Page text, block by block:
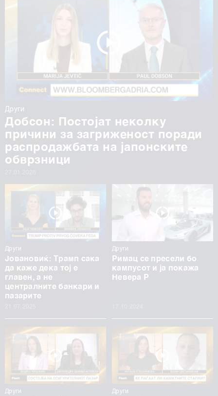
Други
Добсон: Постојат неколку
причини за загриженост поради
распродажбата на јапонските
обврзници
Други
Јовановиќ: Трамп сака
да каже дека тој е
главен, а не
централните банкари и
пазарите
Други
Римац се пресели бо
кампусот и ја покажа
Невера Р
Други Други